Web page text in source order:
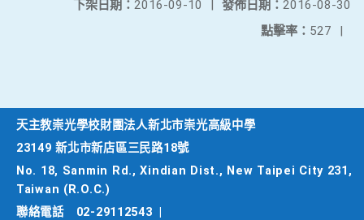
發佈日期： 2016-08-30
下架日期： 2016-09-10
|
點擊率： 527 |
天主教崇光學校財團法人新北市崇光高級中學
23149 新北市新店區三民路18號
No. 18, Sanmin Rd., Xindian Dist., New Taipei City 231,
Taiwan (R.O.C.)
聯絡電話
02-29112543